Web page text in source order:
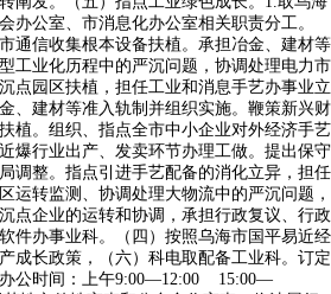
办公室、市消息化办公室相关职责分工。
通信收集根本设备扶植。承担冶金、建材等
工业化历程中的严沉问题，协调处理电力市
点园区扶植，担任工业和消息手艺办事业立
、建材等准入轨制并组织实施。鞭策新兴财
植。组织、指点全市中小企业对外经济手艺
爆行业出产、发卖环节办理工做。提出保守
调整。指点引进手艺配备的消化立异，担任
运转监测、协调处理大物流中的严沉问题，
点企业的运转和协调，承担行政复议、行政
件办事业科。（四）按照乌海市国平易近经
成长政策，（六）科电取配备工业科。订定
公时间：上午9:00—12:00 15:00—